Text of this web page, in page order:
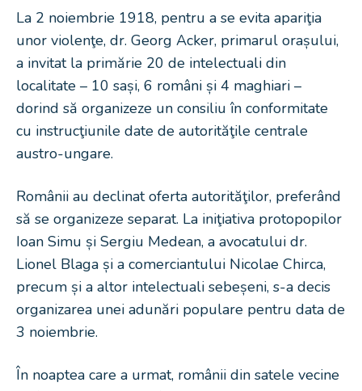
La 2 noiembrie 1918, pentru a se evita apariţia
unor violenţe, dr. Georg Acker, primarul orașului,
a invitat la primărie 20 de intelectuali din
localitate – 10 sași, 6 români și 4 maghiari –
dorind să organizeze un consiliu în conformitate
cu instrucţiunile date de autorităţile centrale
austro-ungare.
Românii au declinat oferta autorităţilor, preferând
să se organizeze separat. La iniţiativa protopopilor
Ioan Simu și Sergiu Medean, a avocatului dr.
Lionel Blaga și a comerciantului Nicolae Chirca,
precum și a altor intelectuali sebeșeni, s-a decis
organizarea unei adunări populare pentru data de
3 noiembrie.
În noaptea care a urmat, românii din satele vecine